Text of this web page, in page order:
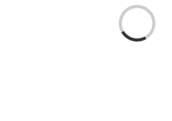
F
A
Q
i
t
e
m
s
aa
n
h
e
t
l
a
d
en
...